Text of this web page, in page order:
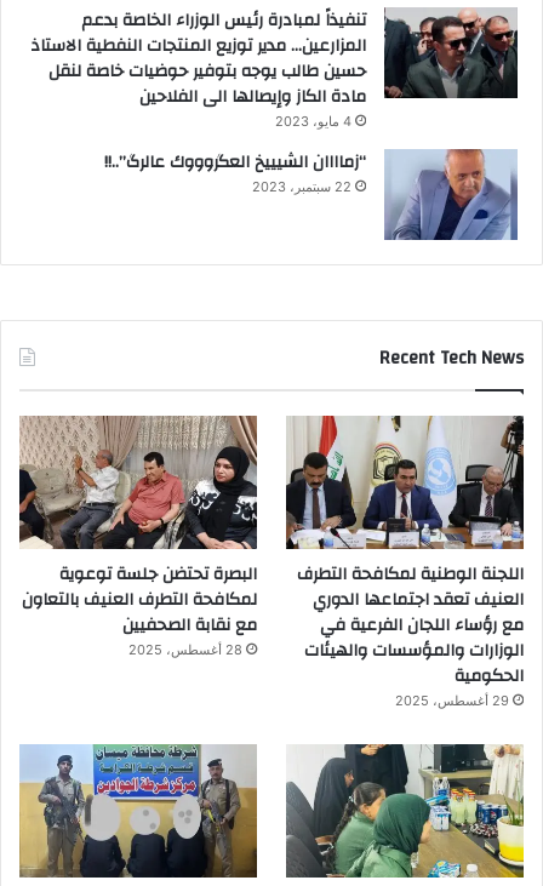
تنفيذاً لمبادرة رئيس الوزراء الخاصة بدعم
المزارعين… مدير توزيع المنتجات النفطية الاستاذ
حسين طالب يوجه بتوفير حوضيات خاصة لنقل
مادة الكاز وإيصالها الى الفلاحين
4 مايو، 2023
“زماااان الشيييخ العگروووك عالرگ”..!!
22 سبتمبر، 2023
Recent Tech News
اللجنة الوطنية لمكافحة التطرف
العنيف تعقد اجتماعها الدوري
مع رؤساء اللجان الفرعية في
الوزارات والمؤسسات والهيئات
الحكومية
29 أغسطس، 2025
البصرة تحتضن جلسة توعوية
لمكافحة التطرف العنيف بالتعاون
مع نقابة الصحفيين
28 أغسطس، 2025